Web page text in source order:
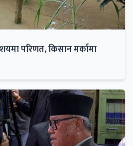
परिणत, किसान मर्कामा